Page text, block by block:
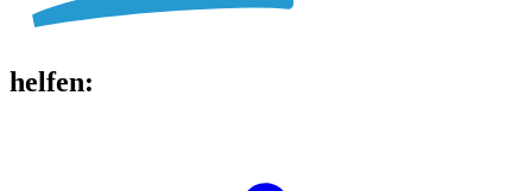
helfen: